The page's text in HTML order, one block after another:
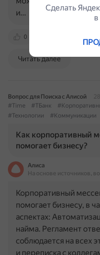
0
и…
Читать далее
Вопрос для Поиска с Алисой
#Time
#ТБанк
#Технологии
#Коммуникации
Как корпоративный
помогает бизнесу?
Алиса
На основе источников,
Корпоративный
помогает бизнесу, в
аспектах:
найма. Регламент
соблюдается на всех
и переписка с
Сделать